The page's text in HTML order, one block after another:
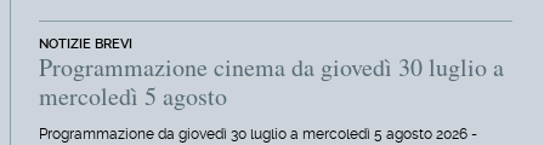
NOTIZIE BREVI
Programmazione cinema da giovedì 30 luglio a
mercoledì 5 agosto
Programmazione da giovedì 30 luglio a mercoledì 5 agosto 2026 -